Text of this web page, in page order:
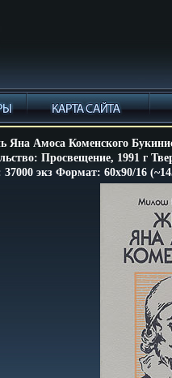
Яна Амоса Коменского
Просвещение, 1991 г
экз Формат: 60x90/16